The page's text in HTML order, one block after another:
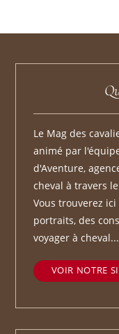
Le Mag des
animé par
d'Aventure,
cheval à travers
Vous trouverez
portraits, des
voyager à cheval...
VOIR NOTRE